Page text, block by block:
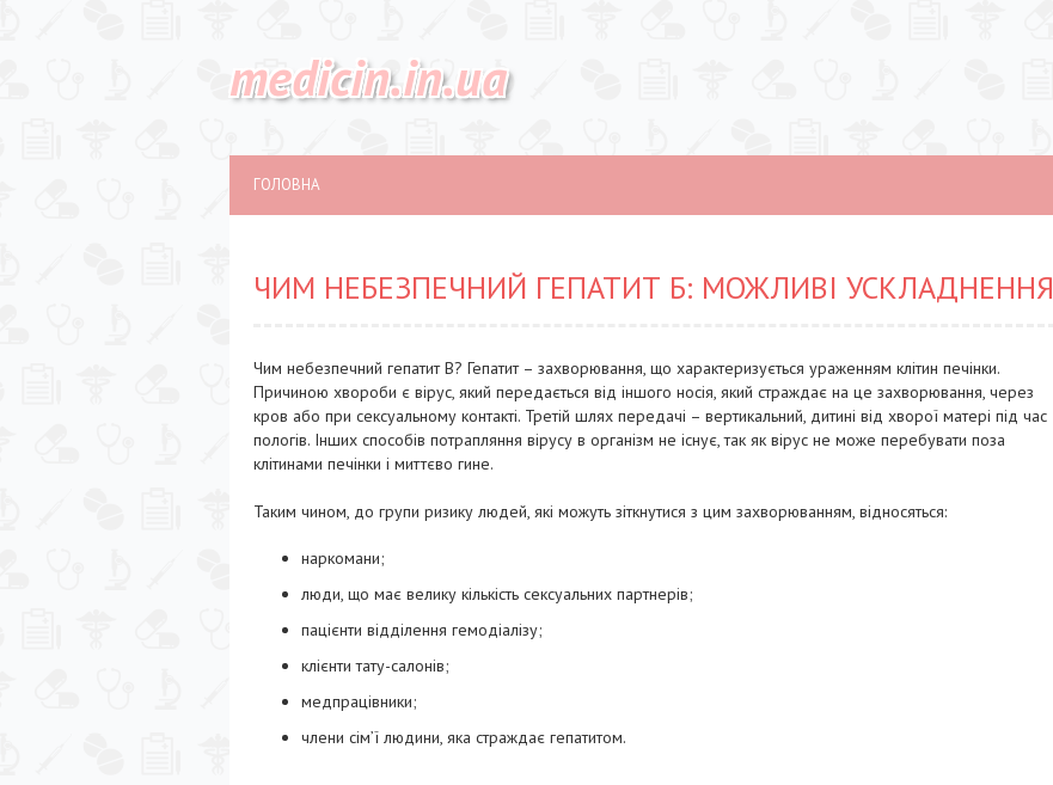
medicin.in.ua
ГОЛОВНА
ЧИМ НЕБЕЗПЕЧНИЙ ГЕПАТИТ Б: МОЖЛИВІ УСКЛАДНЕННЯ
Чим небезпечний гепатит В? Гепатит – захворювання, що характеризується ураженням клітин печінки.
Причиною хвороби є вірус, який передається від іншого носія, який страждає на це захворювання, через
кров або при сексуальному контакті. Третій шлях передачі – вертикальний, дитині від хворої матері під час
пологів. Інших способів потрапляння вірусу в організм не існує, так як вірус не може перебувати поза
клітинами печінки і миттєво гине.
Таким чином, до групи ризику людей, які можуть зіткнутися з цим захворюванням, відносяться:
наркомани;
люди, що має велику кількість сексуальних партнерів;
пацієнти відділення гемодіалізу;
клієнти тату-салонів;
медпрацівники;
члени сім’ї людини, яка страждає гепатитом.